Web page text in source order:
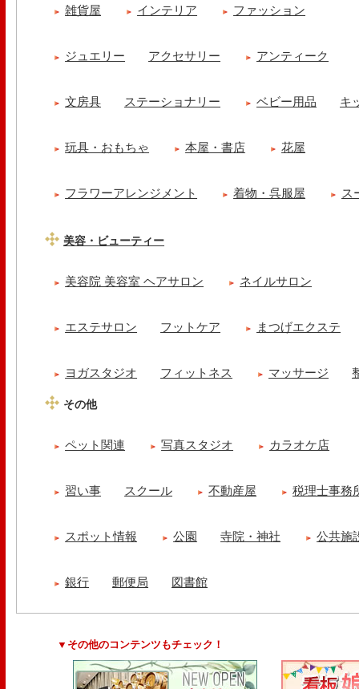
雑貨屋 インテリア ファッション
ジュエリー アクセサリー アンティーク
文房具 ステーショナリー ベビー用品 キ
玩具・おもちゃ 本屋・書店 花屋
フラワーアレンジメント 着物・呉服屋 ス
美容・ビューティー
美容院 美容室 ヘアサロン ネイルサロン
エステサロン フットケア まつげエクステ
ヨガスタジオ フィットネス マッサージ
その他
ペット関連 写真スタジオ カラオケ店
習い事 スクール 不動産屋 税理士事務
スポット情報 公園 寺院・神社 公共施
銀行 郵便局 図書館
▼その他のコンテンツもチェック！